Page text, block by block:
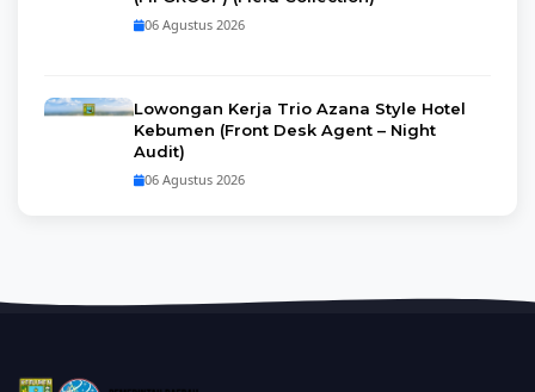
06 Agustus 2026
Lowongan Kerja Trio Azana Style Hotel
Kebumen (Front Desk Agent – Night
Audit)
06 Agustus 2026